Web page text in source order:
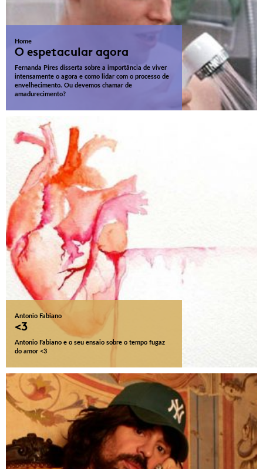
Home
O espetacular agora
Fernanda Pires disserta sobre a importância de viver
intensamente o agora e como lidar com o processo de
envelhecimento. Ou devemos chamar de
amadurecimento?
Antonio Fabiano
<3
Antonio Fabiano e o seu ensaio sobre o tempo fugaz
do amor <3